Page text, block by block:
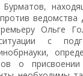
ведомства
Ольге
с
о присвоении